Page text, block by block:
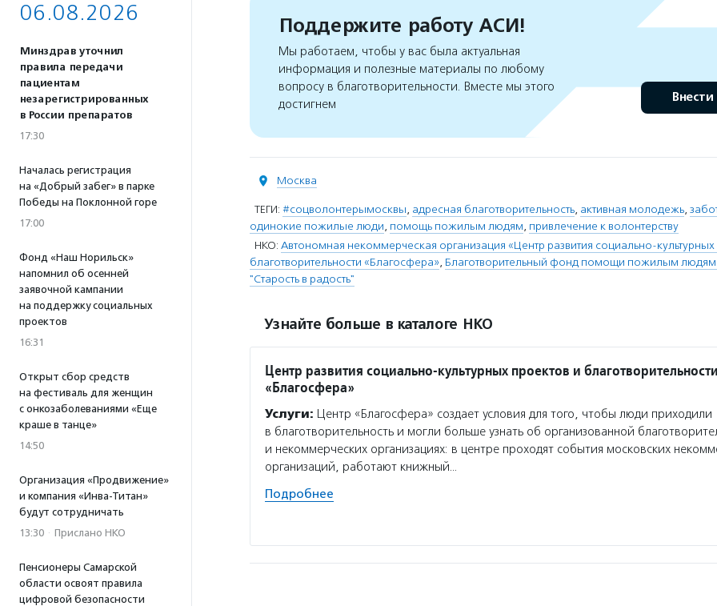
06.08.2026
Минздрав уточнил
правила передачи
пациентам
незарегистрированных
в России препаратов
17:30
Началась регистрация
на «Добрый забег» в парке
Победы на Поклонной горе
17:00
Фонд «Наш Норильск»
напомнил об осенней
заявочной кампании
на поддержку социальных
проектов
16:31
Открыт сбор средств
на фестиваль для женщин
с онкозаболеваниями «Еще
краше в танце»
14:50
Организация «Продвижение»
и компания «Инва-Титан»
будут сотрудничать
13:30 · Прислано НКО
Пенсионеры Самарской
области освоят правила
цифровой безопасности
Поддержите работу АСИ!
Мы работаем, чтобы у вас была актуальная
информация и полезные материалы по любому
вопросу в благотворительности. Вместе мы этого
достигнем
Внести
Москва
ТЕГИ: #соцволонтерымосквы, адресная благотворительность, активная молодежь,
одинокие пожилые люди, помощь пожилым людям, привлечение к волонтерству
НКО: Автономная некоммерческая организация «Центр развития социально-культурных
благотворительности «Благосфера», Благотворительный фонд помощи пожилым людям
"Старость в радость"
Узнайте больше в каталоге НКО
Центр развития социально-культурных проектов и благотворительности
«Благосфера»
Услуги: Центр «Благосфера» создает условия для того, чтобы люди приходили
в благотворительность и могли больше узнать об организованной
и некоммерческих организациях: в центре проходят события московских
организаций, работают книжный…
Подробнее